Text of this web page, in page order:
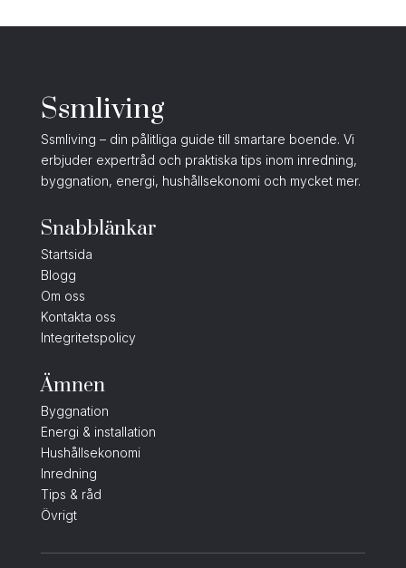
Ssmliving
Ssmliving – din pålitliga guide till smartare boende. Vi
erbjuder expertråd och praktiska tips inom inredning,
byggnation, energi, hushållsekonomi och mycket mer.
Snabblänkar
Startsida
Blogg
Om oss
Kontakta oss
Integritetspolicy
Ämnen
Byggnation
Energi & installation
Hushållsekonomi
Inredning
Tips & råd
Övrigt